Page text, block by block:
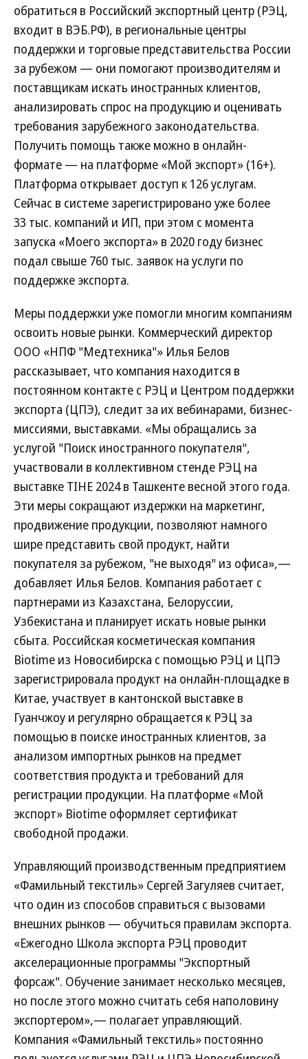
обратиться в Российский экспортный центр (РЭЦ,
входит в ВЭБ.РФ), в региональные центры
поддержки и торговые представительства России
за рубежом — они помогают производителям и
поставщикам искать иностранных клиентов,
анализировать спрос на продукцию и оценивать
требования зарубежного законодательства.
Получить помощь также можно в онлайн-
формате — на платформе «Мой экспорт» (16+).
Платформа открывает доступ к 126 услугам.
Сейчас в системе зарегистрировано уже более
33 тыс. компаний и ИП, при этом с момента
запуска «Моего экспорта» в 2020 году бизнес
подал свыше 760 тыс. заявок на услуги по
поддержке экспорта.
Меры поддержки уже помогли многим компаниям
освоить новые рынки. Коммерческий директор
ООО «НПФ "Медтехника"» Илья Белов
рассказывает, что компания находится в
постоянном контакте с РЭЦ и Центром поддержки
экспорта (ЦПЭ), следит за их вебинарами, бизнес-
миссиями, выставками. «Мы обращались за
услугой "Поиск иностранного покупателя",
участвовали в коллективном стенде РЭЦ на
выставке TIHE 2024 в Ташкенте весной этого года.
Эти меры сокращают издержки на маркетинг,
продвижение продукции, позволяют намного
шире представить свой продукт, найти
покупателя за рубежом, "не выходя" из офиса»,—
добавляет Илья Белов. Компания работает с
партнерами из Казахстана, Белоруссии,
Узбекистана и планирует искать новые рынки
сбыта. Российская косметическая компания
Biotime из Новосибирска с помощью РЭЦ и ЦПЭ
зарегистрировала продукт на онлайн-площадке в
Китае, участвует в кантонской выставке в
Гуанчжоу и регулярно обращается к РЭЦ за
помощью в поиске иностранных клиентов, за
анализом импортных рынков на предмет
соответствия продукта и требований для
регистрации продукции. На платформе «Мой
экспорт» Biotime оформляет сертификат
свободной продажи.
Управляющий производственным предприятием
«Фамильный текстиль» Сергей Загуляев считает,
что один из способов справиться с вызовами
внешних рынков — обучиться правилам экспорта.
«Ежегодно Школа экспорта РЭЦ проводит
акселерационные программы "Экспортный
форсаж". Обучение занимает несколько месяцев,
но после этого можно считать себя наполовину
экспортером»,— полагает управляющий.
Компания «Фамильный текстиль» постоянно